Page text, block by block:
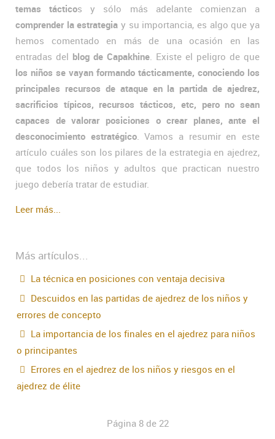
temas tácticos y sólo más adelante comienzan a
comprender la estrategia y su importancia, es algo que ya
hemos comentado en más de una ocasión en las
entradas del blog de Capakhine. Existe el peligro de que
los niños se vayan formando tácticamente, conociendo los
principales recursos de ataque en la partida de ajedrez,
sacrificios típicos, recursos tácticos, etc, pero no sean
capaces de valorar posiciones o crear planes, ante el
desconocimiento estratégico. Vamos a resumir en este
artículo cuáles son los pilares de la estrategia en ajedrez,
que todos los niños y adultos que practican nuestro
juego debería tratar de estudiar.
Leer más...
Más artículos...
La técnica en posiciones con ventaja decisiva
Descuidos en las partidas de ajedrez de los niños y
errores de concepto
La importancia de los finales en el ajedrez para niños
o principantes
Errores en el ajedrez de los niños y riesgos en el
ajedrez de élite
Página 8 de 22